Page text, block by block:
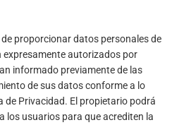
proporcionar datos personales de
expresamente autorizados por
informado previamente de las
de sus datos conforme a lo
de Privacidad. El propietario podrá
los usuarios para que acrediten la